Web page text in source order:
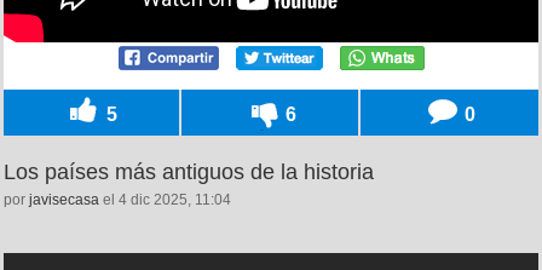
5 6 0
Los países más antiguos de la historia
por javisecasa el 4 dic 2025, 11:04